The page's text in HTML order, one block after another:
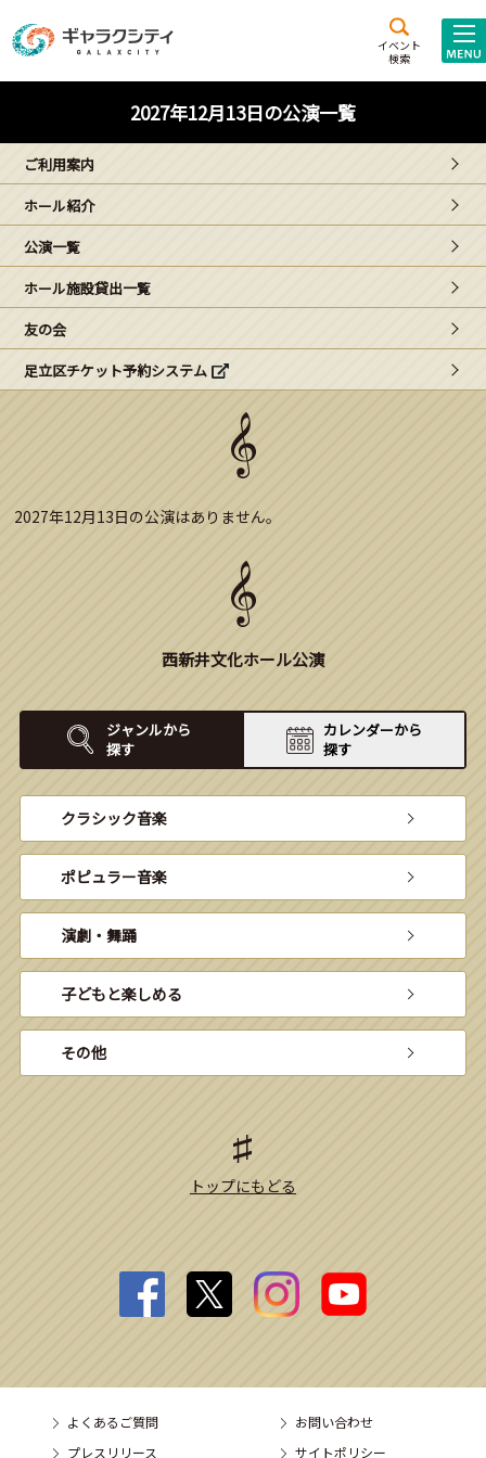
イベント
検索
施設案内
西新井
文化ホール
ギャラクシティとは
こどもみーてぃんぐ
Gがくえん
ブランドからのお知らせ
2027年12月13日の公演一覧
ご利用案内
ホール紹介
公演一覧
ホール施設貸出一覧
友の会
足立区チケット予約システム
2027年12月13日の公演はありません。
西新井文化ホール公演
ジャンルから
探す
カレンダーから
探す
クラシック音楽
ポピュラー音楽
演劇・舞踊
子どもと楽しめる
その他
トップにもどる
よくあるご質問
お問い合わせ
プレスリリース
サイトポリシー